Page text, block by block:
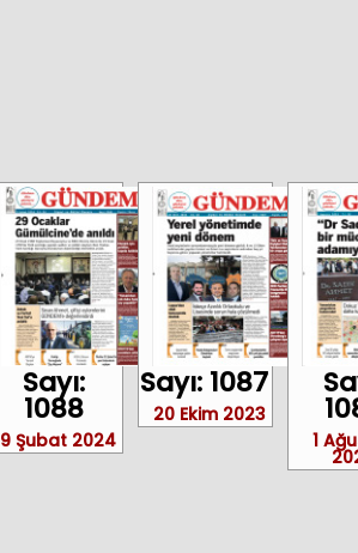
Sayı:
1088
9 Şubat 2024
Sayı: 1087
20 Ekim 2023
1